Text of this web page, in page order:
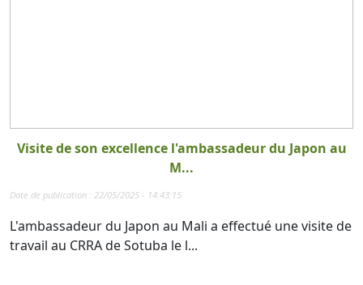
Visite de son excellence l'ambassadeur du Japon au
M...
Date de publication : 22/05/2025 - 14:43:15
L'ambassadeur du Japon au Mali a effectué une visite de
travail au CRRA de Sotuba le l...